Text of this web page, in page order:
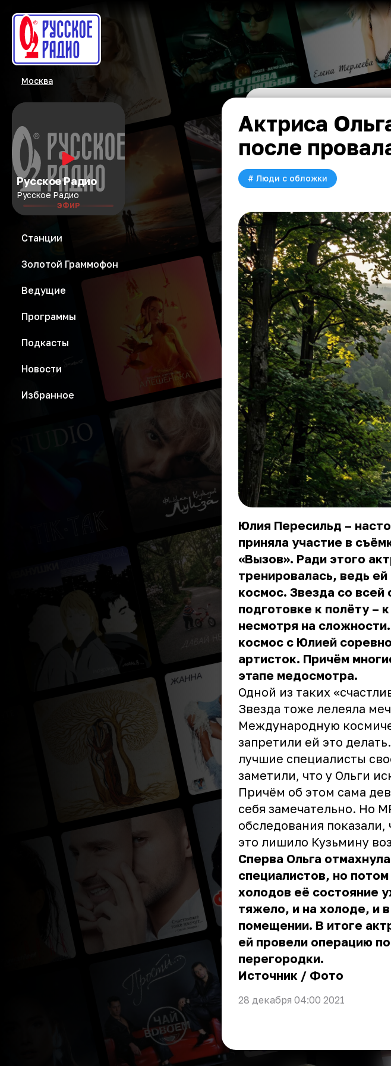
Москва
Русское Радио
Русское Радио
ЭФИР
Станции
Золотой Граммофон
Ведущие
Программы
Подкасты
Новости
Избранное
Актриса
после
# Люди с обложки
Юлия Пересильд –
приняла участие в
«Вызов». Ради этого
тренировалась, ведь
космос. Звезда со всей
подготовке к полёту –
несмотря на
космос с Юлией
артисток. Причём
этапе медосмотра.
Одной из таких
Звезда тоже лелеяла
Международную
запретили ей это
лучшие специалисты
заметили, что у Ольги
Причём об этом сама
себя замечательно. Но
обследования показали,
это лишило Кузьмину
Сперва Ольга
специалистов, но
холодов её состояние
тяжело, и на холоде, и
помещении. В итоге
ей провели операцию
перегородки.
Источник / Фото
28 декабря 04:00 2021